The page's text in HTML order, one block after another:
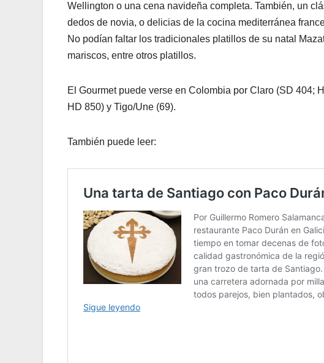
Wellington o una cena navideña completa. También, un
dedos de novia, o delicias de la cocina mediterránea
No podían faltar los tradicionales platillos de su natal
mariscos, entre otros platillos.
El Gourmet puede verse en Colombia por Claro (SD 404;
HD 850) y Tigo/Une (69).
También puede leer: